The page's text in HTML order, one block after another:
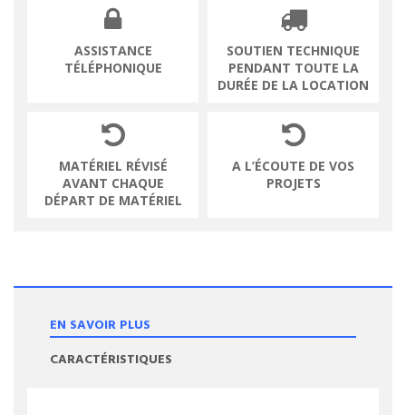
ASSISTANCE
TÉLÉPHONIQUE
SOUTIEN TECHNIQUE
PENDANT TOUTE LA
DURÉE DE LA LOCATION
MATÉRIEL RÉVISÉ
AVANT CHAQUE
DÉPART DE MATÉRIEL
A L’ÉCOUTE DE VOS
PROJETS
EN SAVOIR PLUS
CARACTÉRISTIQUES